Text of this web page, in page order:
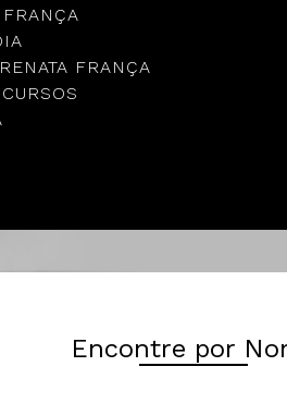
FRANÇA
Encontre por